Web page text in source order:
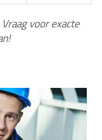
voor exacte